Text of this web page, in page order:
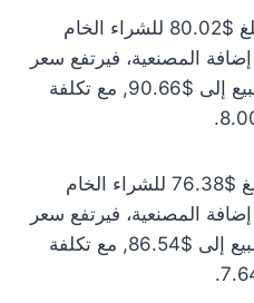
سعر الذهب عيار 22 اليوم يبلغ $80.02 للشراء الخام
مع إضافة المصنعية، فيرتفع سعر
الشراء إلى $88.02 وسعر البيع إلى $90.66, مع تكلفة
سعر الذهب عيار 21 اليوم يبلغ $76.38 للشراء الخام
مع إضافة المصنعية، فيرتفع سعر
الشراء إلى $84.02 وسعر البيع إلى $86.54, مع تكلفة